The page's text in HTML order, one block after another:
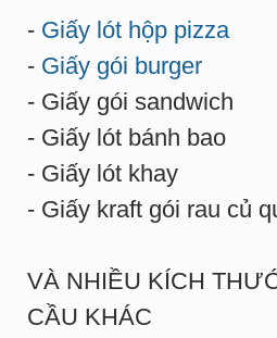
- Giấy lót hộp pizza
- Giấy gói burger
- Giấy gói sandwich
- Giấy lót bánh bao
- Giấy lót khay
- Giấy kraft gói rau củ
VÀ NHIỀU KÍCH
CẦU KHÁC